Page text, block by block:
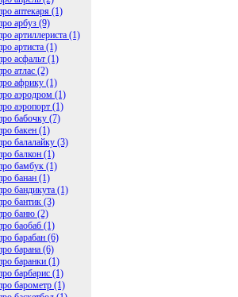
аптекаря (1)
арбуз (9)
артиллериста (1)
артиста (1)
асфальт (1)
атлас (2)
африку (1)
аэродром (1)
аэропорт (1)
бабочку (7)
бакен (1)
балалайку (3)
балкон (1)
бамбук (1)
банан (1)
бандикута (1)
бантик (3)
баню (2)
баобаб (1)
барабан (6)
барана (6)
баранки (1)
барбарис (1)
барометр (1)